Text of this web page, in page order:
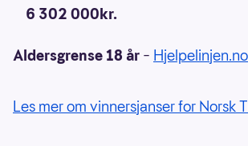
6 302 000kr.
Aldersgrense 18 år – Hjelpelinjen.no
Les mer om vinnersjanser for Norsk